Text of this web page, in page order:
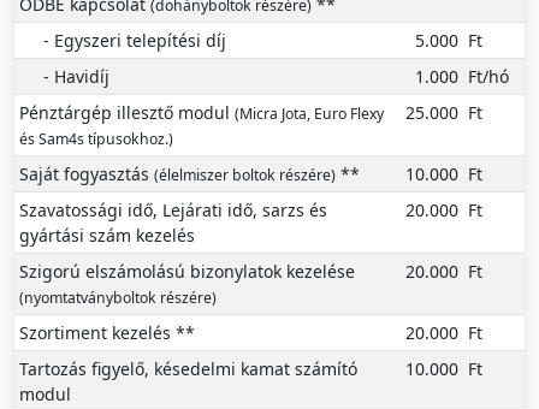
(dohányboltok részére)
- Egyszeri telepítési díj
5.000 Ft
- Havidíj
1.000 Ft/hó
Pénztárgép illesztő modul (Micra Jota, Euro Flexy
és Sam4s típusokhoz.)
25.000 Ft
Saját fogyasztás (élelmiszer boltok részére) ** 10.000 Ft
Szavatossági idő, Lejárati idő, sarzs és
gyártási szám kezelés
20.000 Ft
Szigorú elszámolású bizonylatok kezelése
(nyomtatványboltok részére)
20.000 Ft
Szortiment kezelés ** 20.000 Ft
Tartozás figyelő, késedelmi kamat számító
modul
10.000 Ft